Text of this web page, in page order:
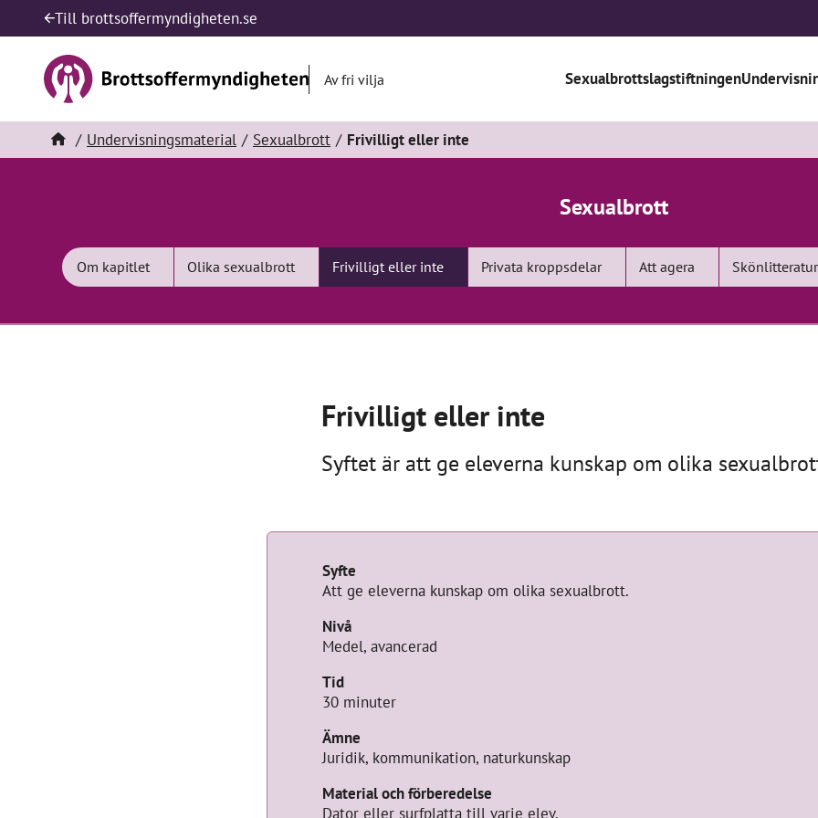
Till brottsoffermyndigheten.se
Av fri vilja Sexualbrottslagstiftningen
Undervisningsmaterial Sexualbrott Frivilligt eller inte
Sexualbrott
Om kapitlet Olika sexualbrott Frivilligt eller inte Privata kroppsdelar Att agera Skönlitteratur
Frivilligt eller inte
Syftet är att ge eleverna kunskap om olika
Övningsinformation
Syfte
Att ge eleverna kunskap om olika sexualbrott.
Nivå
Medel, avancerad
Tid
30 minuter
Ämne
Juridik, kommunikation, naturkunskap
Material och förberedelse
Dator eller surfplatta till varje elev.